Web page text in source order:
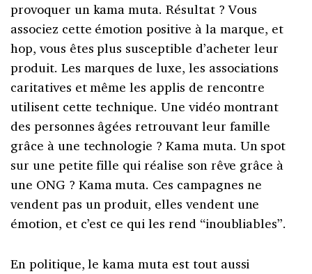
provoquer un kama muta. Résultat ? Vous
associez cette émotion positive à la marque, et
hop, vous êtes plus susceptible d’acheter leur
produit. Les marques de luxe, les associations
caritatives et même les applis de rencontre
utilisent cette technique. Une vidéo montrant
des personnes âgées retrouvant leur famille
grâce à une technologie ? Kama muta. Un spot
sur une petite fille qui réalise son rêve grâce à
une ONG ? Kama muta. Ces campagnes ne
vendent pas un produit, elles vendent une
émotion, et c’est ce qui les rend “inoubliables”.
En politique, le kama muta est tout aussi